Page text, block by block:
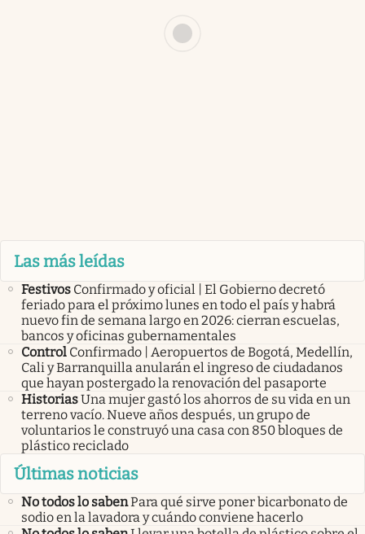
Las más leídas
Festivos Confirmado y oficial | El Gobierno decretó
feriado para el próximo lunes en todo el país y habrá
nuevo fin de semana largo en 2026: cierran escuelas,
bancos y oficinas gubernamentales
Control Confirmado | Aeropuertos de Bogotá, Medellín,
Cali y Barranquilla anularán el ingreso de ciudadanos
que hayan postergado la renovación del pasaporte
HistoriasUna mujer gastó los ahorros de su vida en un
terreno vacío. Nueve años después, un grupo de
voluntarios le construyó una casa con 850 bloques de
plástico reciclado
Últimas noticias
No todos lo sabenPara qué sirve poner bicarbonato de
sodio en la lavadora y cuándo conviene hacerlo